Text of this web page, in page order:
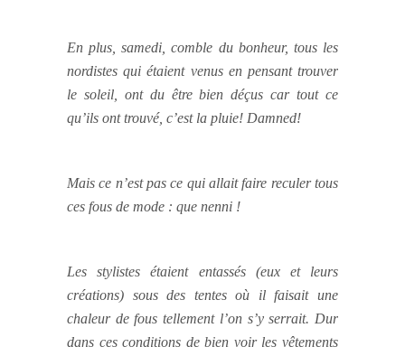
En plus, samedi, comble du bonheur, tous les
nordistes qui étaient venus en pensant trouver
le soleil, ont du être bien déçus car tout ce
qu’ils ont trouvé, c’est la pluie! Damned!
Mais ce n’est pas ce qui allait faire reculer tous
ces fous de mode : que nenni !
Les stylistes étaient entassés (eux et leurs
créations) sous des tentes où il faisait une
chaleur de fous tellement l’on s’y serrait. Dur
dans ces conditions de bien voir les vêtements